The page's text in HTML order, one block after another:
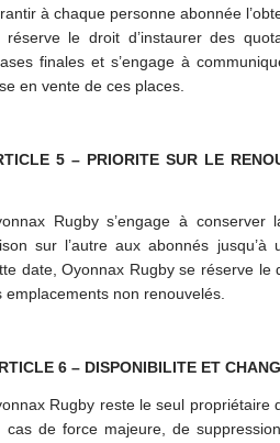
à chaque personne abonnée
réserve le droit d’instaurer des
finales et s’engage à
en vente de ces places.
5 – PRIORITE SUR LE
Rugby s’engage à conserver
sur l’autre aux abonnés jusqu’à
date, Oyonnax Rugby se réserve le
emplacements non renouvelés.
6 – DISPONIBILITE ET
Rugby reste le seul propriétaire
cas de force majeure, de